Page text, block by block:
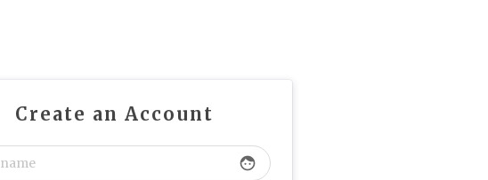
Create an Account
face